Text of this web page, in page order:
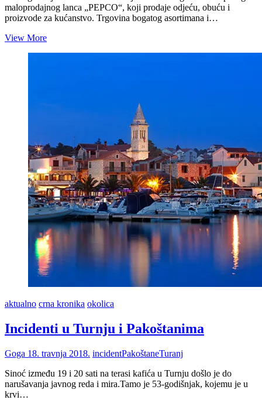
maloprodajnog lanca „PEPCO“, koji prodaje odjeću, obuću i
proizvode za kućanstvo. Trgovina bogatog asortimana i…
View MoreNOVO
asortimana
i
niskih
cijena
aktualno crna kronika okolica
Incidenti u Turnju i Pakoštanima
Goga 18. travnja 2018. incidentPakoštaneTuranj
Sinoć između 19 i 20 sati na terasi kafića u Turnju došlo je do
narušavanja javnog reda i mira.Tamo je 53-godišnjak, kojemu je u
krvi…